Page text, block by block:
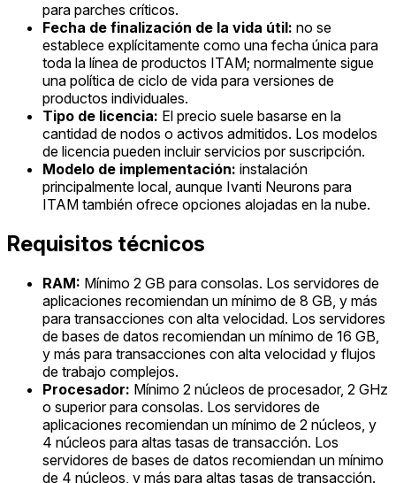
para parches críticos.
Fecha de finalización de la vida útil: no se
establece explícitamente como una fecha única para
toda la línea de productos ITAM; normalmente sigue
una política de ciclo de vida para versiones de
productos individuales.
Tipo de licencia: El precio suele basarse en la
cantidad de nodos o activos admitidos. Los modelos
de licencia pueden incluir servicios por suscripción.
Modelo de implementación: instalación
principalmente local, aunque Ivanti Neurons para
ITAM también ofrece opciones alojadas en la nube.
Requisitos técnicos
RAM: Mínimo 2 GB para consolas. Los servidores de
aplicaciones recomiendan un mínimo de 8 GB, y más
para transacciones con alta velocidad. Los servidores
de bases de datos recomiendan un mínimo de 16 GB,
y más para transacciones con alta velocidad y flujos
de trabajo complejos.
Procesador: Mínimo 2 núcleos de procesador, 2 GHz
o superior para consolas. Los servidores de
aplicaciones recomiendan un mínimo de 2 núcleos, y
4 núcleos para altas tasas de transacción. Los
servidores de bases de datos recomiendan un mínimo
de 4 núcleos, y más para altas tasas de transacción.